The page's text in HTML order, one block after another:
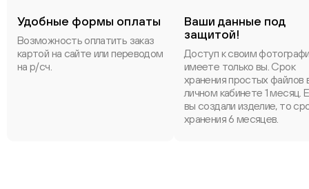
Удобные формы оплаты
Возможность оплатить заказ
картой на сайте или переводом
на р/сч.
Ваши данные под
защитой!
Доступ к своим
имеете только вы. Срок
хранения простых файлов
личном кабинете 1 месяц.
вы создали изделие, то
хранения 6 месяцев.